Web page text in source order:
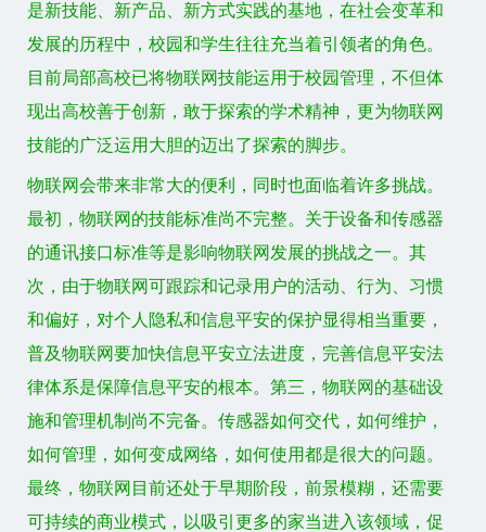
是新技能、新产品、新方式实践的基地，在社会变革和
发展的历程中，校园和学生往往充当着引领者的角色。
目前局部高校已将物联网技能运用于校园管理，不但体
现出高校善于创新，敢于探索的学术精神，更为物联网
技能的广泛运用大胆的迈出了探索的脚步。
物联网会带来非常大的便利，同时也面临着许多挑战。
最初，物联网的技能标准尚不完整。关于设备和传感器
的通讯接口标准等是影响物联网发展的挑战之一。其
次，由于物联网可跟踪和记录用户的活动、行为、习惯
和偏好，对个人隐私和信息平安的保护显得相当重要，
普及物联网要加快信息平安立法进度，完善信息平安法
律体系是保障信息平安的根本。第三，物联网的基础设
施和管理机制尚不完备。传感器如何交代，如何维护，
如何管理，如何变成网络，如何使用都是很大的问题。
最终，物联网目前还处于早期阶段，前景模糊，还需要
可持续的商业模式，以吸引更多的家当进入该领域，促